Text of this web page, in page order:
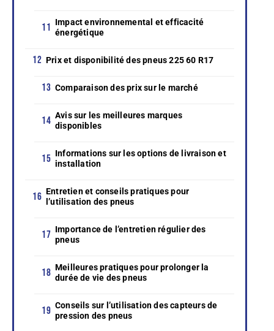
Impact environnemental et efficacité
énergétique
Prix et disponibilité des pneus 225 60 R17
Comparaison des prix sur le marché
Avis sur les meilleures marques
disponibles
Informations sur les options de livraison et
installation
Entretien et conseils pratiques pour
l’utilisation des pneus
Importance de l’entretien régulier des
pneus
Meilleures pratiques pour prolonger la
durée de vie des pneus
Conseils sur l’utilisation des capteurs de
pression des pneus